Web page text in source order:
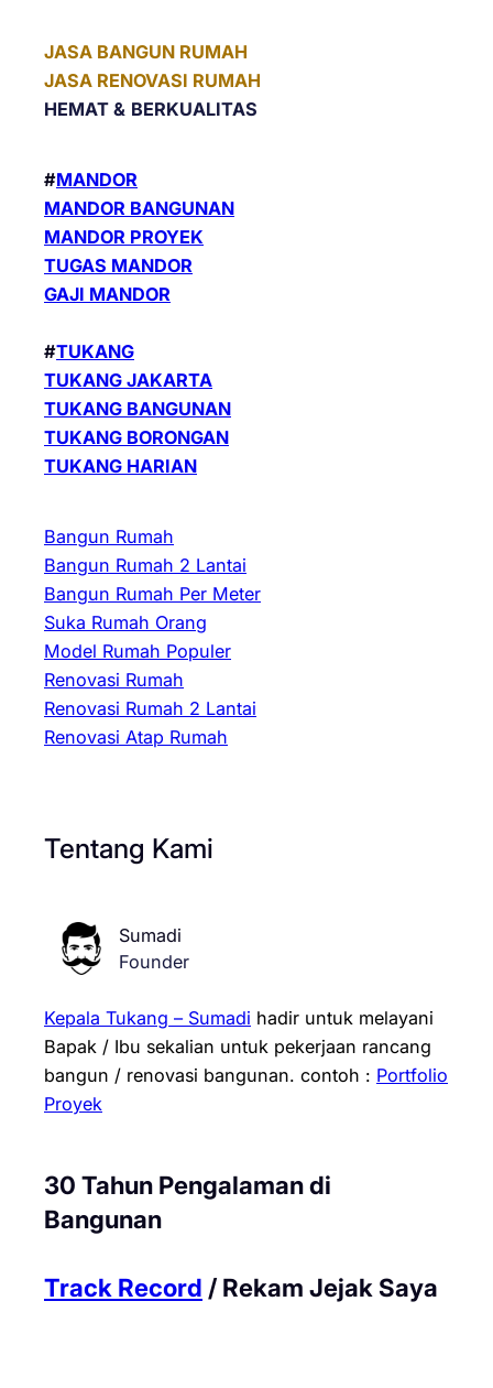
JASA BANGUN RUMAH
JASA RENOVASI RUMAH
HEMAT & BERKUALITAS
#MANDOR
MANDOR BANGUNAN
MANDOR PROYEK
TUGAS MANDOR
GAJI MANDOR
#TUKANG
TUKANG JAKARTA
TUKANG BANGUNAN
TUKANG BORONGAN
TUKANG HARIAN
Bangun Rumah
Bangun Rumah 2 Lantai
Bangun Rumah Per Meter
Suka Rumah Orang
Model Rumah Populer
Renovasi Rumah
Renovasi Rumah 2 Lantai
Renovasi Atap Rumah
Tentang Kami
Sumadi
Founder
Kepala Tukang – Sumadi hadir untuk melayani
Bapak / Ibu sekalian untuk pekerjaan rancang
bangun / renovasi bangunan. contoh : Portfolio
Proyek
30 Tahun Pengalaman di
Bangunan
Track Record / Rekam Jejak Saya